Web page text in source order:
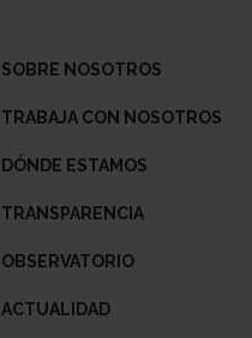
SOBRE NOSOTROS
TRABAJA CON NOSOTROS
DÓNDE ESTAMOS
TRANSPARENCIA
OBSERVATORIO
ACTUALIDAD